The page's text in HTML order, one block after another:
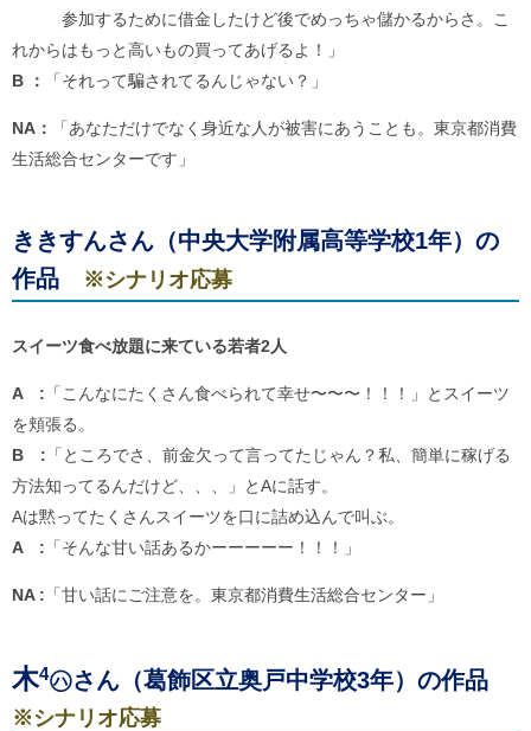
参加するために借金したけど後でめっちゃ儲かるからさ。こ
れからはもっと高いもの買ってあげるよ！」
B ：
「それって騙されてるんじゃない？」
NA：
「あなただけでなく身近な人が被害にあうことも。東京都消費
生活総合センターです」
ききすんさん（中央大学附属高等学校1年）の
作品
※シナリオ応募
スイーツ食べ放題に来ている若者2人
A : 「こんなにたくさん食べられて幸せ〜〜〜！！！」とスイーツ
を頬張る。
B : 「ところでさ、前金欠って言ってたじゃん？私、簡単に稼げる
方法知ってるんだけど、、、」とAに話す。
Aは黙ってたくさんスイーツを口に詰め込んで叫ぶ。
A : 「そんな甘い話あるかーーーーー！！！」
NA : 「甘い話にご注意を。東京都消費生活総合センター」
木4㋩さん（葛飾区立奥戸中学校3年）の作品
※シナリオ応募